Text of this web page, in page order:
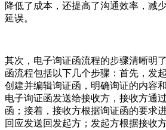
降低了成本，还提高了沟通效率，减
延误。
其次，电子询证函流程的步骤清晰明
函流程包括以下几个步骤：首先，发
创建并编辑询证函，明确询证的内容
电子询证函发送给接收方，接收方通
函；接着，接收方根据询证函的要求
回应发送回发起方；发起方根据接收